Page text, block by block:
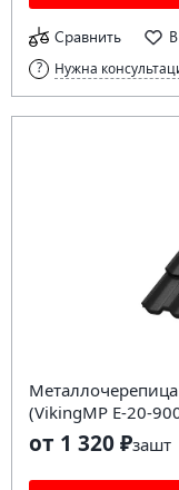
Сравнить
Нужна
(VikingMP E-20-
от 1 320 ₽зашт